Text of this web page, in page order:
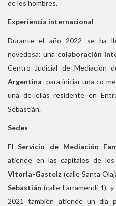
de los hombres.
Experiencia internacional
Durante el año 2022 se ha
novedosa: una colaboración
Centro Judicial de Mediación
Argentina- para iniciar una co-
una de ellas residente en
Sebastián.
Sedes
ElServicio de Mediación
atiende en las capitales de
Vitoria-Gasteiz (calle Santa
Sebastián (calle Larramendi 1), y
2021 también atiende un día